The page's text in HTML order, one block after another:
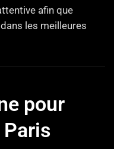
afin que
les meilleures
pour